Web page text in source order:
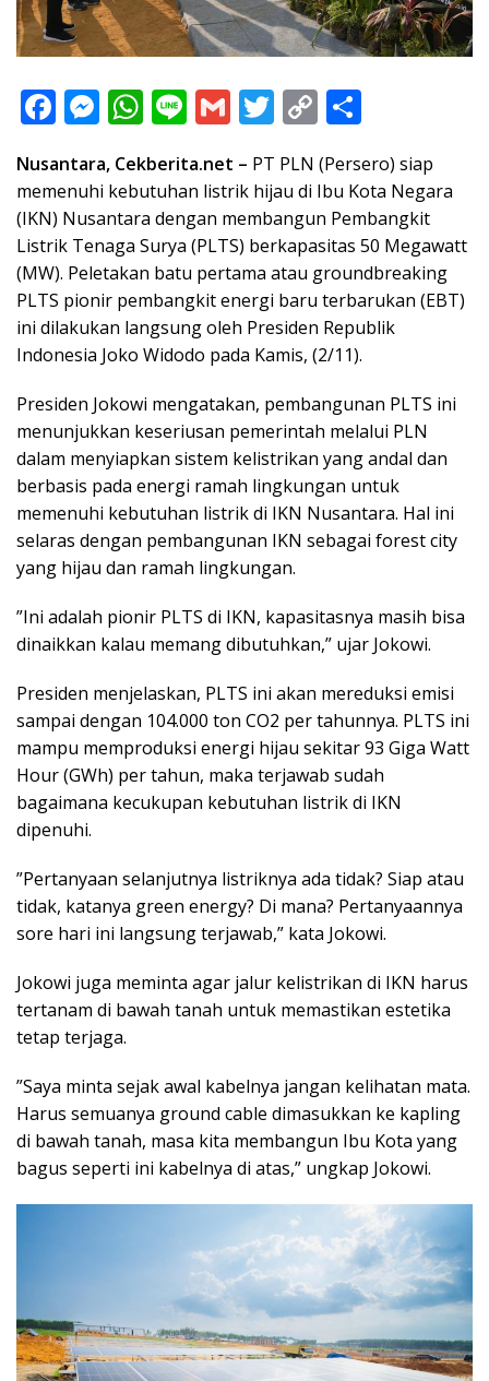
F
e
b
o
o
k
M
ss
e
n
g
er
W
at
s
A
p
p
Li
e
G
ai
l
T
itt
er
C
p
y
Li
n
k
ar
e
Nusantara, Cekberita.net – PT PLN (Persero) siap
memenuhi kebutuhan listrik hijau di Ibu Kota Negara
(IKN) Nusantara dengan membangun Pembangkit
Listrik Tenaga Surya (PLTS) berkapasitas 50 Megawatt
(MW). Peletakan batu pertama atau groundbreaking
PLTS pionir pembangkit energi baru terbarukan (EBT)
ini dilakukan langsung oleh Presiden Republik
Indonesia Joko Widodo pada Kamis, (2/11).
Presiden Jokowi mengatakan, pembangunan PLTS ini
menunjukkan keseriusan pemerintah melalui PLN
dalam menyiapkan sistem kelistrikan yang andal dan
berbasis pada energi ramah lingkungan untuk
memenuhi kebutuhan listrik di IKN Nusantara. Hal ini
selaras dengan pembangunan IKN sebagai forest city
yang hijau dan ramah lingkungan.
”Ini adalah pionir PLTS di IKN, kapasitasnya masih bisa
dinaikkan kalau memang dibutuhkan,” ujar Jokowi.
Presiden menjelaskan, PLTS ini akan mereduksi emisi
sampai dengan 104.000 ton CO2 per tahunnya. PLTS ini
mampu memproduksi energi hijau sekitar 93 Giga Watt
Hour (GWh) per tahun, maka terjawab sudah
bagaimana kecukupan kebutuhan listrik di IKN
dipenuhi.
”Pertanyaan selanjutnya listriknya ada tidak? Siap atau
tidak, katanya green energy? Di mana? Pertanyaannya
sore hari ini langsung terjawab,” kata Jokowi.
Jokowi juga meminta agar jalur kelistrikan di IKN harus
tertanam di bawah tanah untuk memastikan estetika
tetap terjaga.
”Saya minta sejak awal kabelnya jangan kelihatan mata.
Harus semuanya ground cable dimasukkan ke kapling
di bawah tanah, masa kita membangun Ibu Kota yang
bagus seperti ini kabelnya di atas,” ungkap Jokowi.